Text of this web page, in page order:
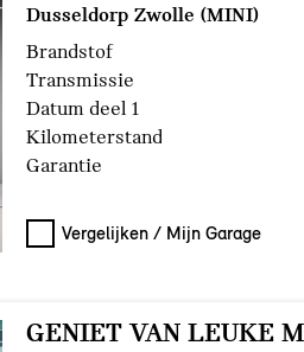
Dusseldorp Zwolle (MINI)
Brandstof
Transmissie
Datum deel 1
Kilometerstand
Garantie
Vergelijken / Mijn Garage
GENIET VAN LEUKE